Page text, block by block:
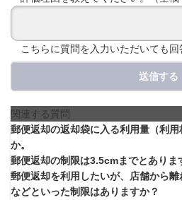
こちらに質問を入力いただいても回
送信する
関連する質問
郵便返却の返却袋に入る利用量（利
か。
郵便返却の制限は3.5cmまでとありま
郵便返却を利用したいが、店舗から
などといった制限はありますか？